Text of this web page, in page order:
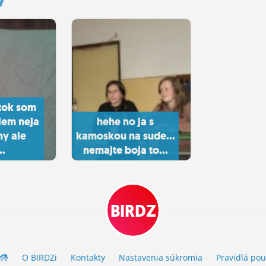
som
neja
ale
hehe no ja s
kamoskou na sude...
nemajte boja to...
BIRDZ
O BIRDZi Kontakty Nastavenia súkromia Pravidlá